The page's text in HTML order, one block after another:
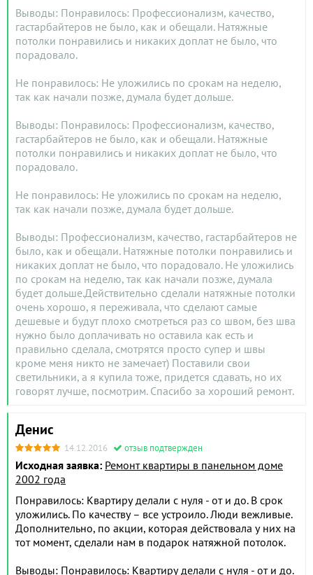
Выводы: Понравилось: Профессионализм, качество,
гастарбайтеров не было, как и обещали. Натяжные
потолки понравились и никаких доплат не было, что
порадовало.
Не понравилось: Не уложились по срокам на неделю,
так как начали позже, думала будет дольше.
Выводы: Понравилось: Профессионализм, качество,
гастарбайтеров не было, как и обещали. Натяжные
потолки понравились и никаких доплат не было, что
порадовало.
Не понравилось: Не уложились по срокам на неделю,
так как начали позже, думала будет дольше.
Выводы: Профессионализм, качество, гастарбайтеров не
было, как и обещали. Натяжные потолки понравились и
никаких доплат не было, что порадовало. Не уложились
по срокам на неделю, так как начали позже, думала
будет дольше.Действительно сделали натяжные потолки
очень хорошо, я переживала, что сделают самые
дешевые и будут плохо смотреться раз со швом, без шва
нужно было доплачивать но оставила как есть и
правильно сделала, смотрятся просто супер и швы
кроме меня никто не замечает) Поставили свои
светильники, а я купила тоже, придется сдавать, но их
говорят лучше, посмотрим. Спасибо за хороший ремонт.
Денис
14.12.2016 отзыв подтвержден
Исходная заявка: Ремонт квартиры в панельном доме
2002 года
Понравилось: Квартиру делали с нуля - от и до. В срок
уложились. По качеству – все устроило. Люди вежливые.
Дополнительно, по акции, которая действовала у них на
тот момент, сделали нам в подарок натяжной потолок.
Выводы: Понравилось: Квартиру делали с нуля - от и до.